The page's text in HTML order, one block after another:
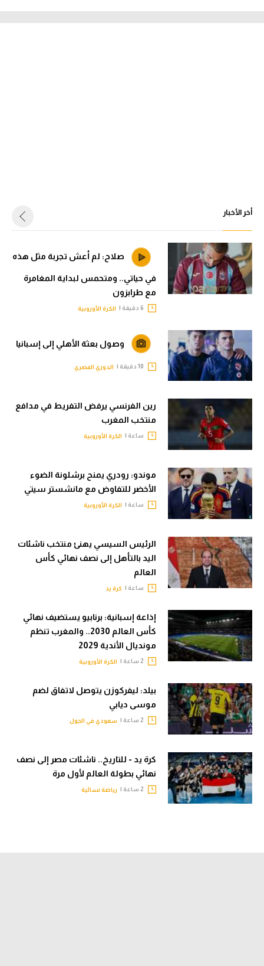
أخر الأخبار
صلاح: لم أعش تجربة مثل هذه
في حياتي.. ومتحمس لبداية المغامرة
مع طرابزون
الكرة الأوروبية
وصول بعثة الأهلي إلى إسبانيا
الدوري المصري
رين الفرنسي يرفض التفريط في مدافع
منتخب المغرب
ساعة | الكرة الأوروبية
موندو: رودري يمنح برشلونة الضوء
الأخضر للتفاوض مع مانشستر سيتي
ساعة | الكرة الأوروبية
الرئيس السيسي يهنئ منتخب ناشئات
اليد بالتأهل إلى نصف نهائي كأس
العالم
ساعة | كرة يد
إذاعة إسبانية: برنابيو يستضيف نهائي
كأس العالم 2030.. والمغرب تنظم
مونديال الأندية 2029
الكرة الأوروبية
بيلد: ليفركوزن يتوصل لاتفاق لضم
موسى ديابي
سعودي في الجول
كرة يد - للتاريخ.. ناشئات مصر إلى نصف
نهائي بطولة العالم لأول مرة
رياضة نسائية